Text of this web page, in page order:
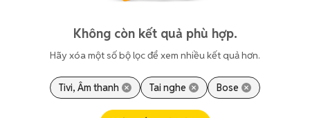
Không còn kết quả phù hợp.
Hãy xóa một số bộ lọc để xem nhiều kết quả hơn.
Tivi, Âm thanh Tai nghe Bose